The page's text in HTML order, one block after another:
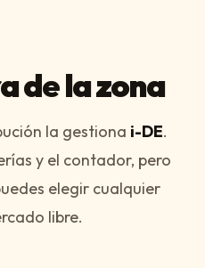
de la zona
la gestiona i-DE.
y el contador, pero
elegir cualquier
libre.